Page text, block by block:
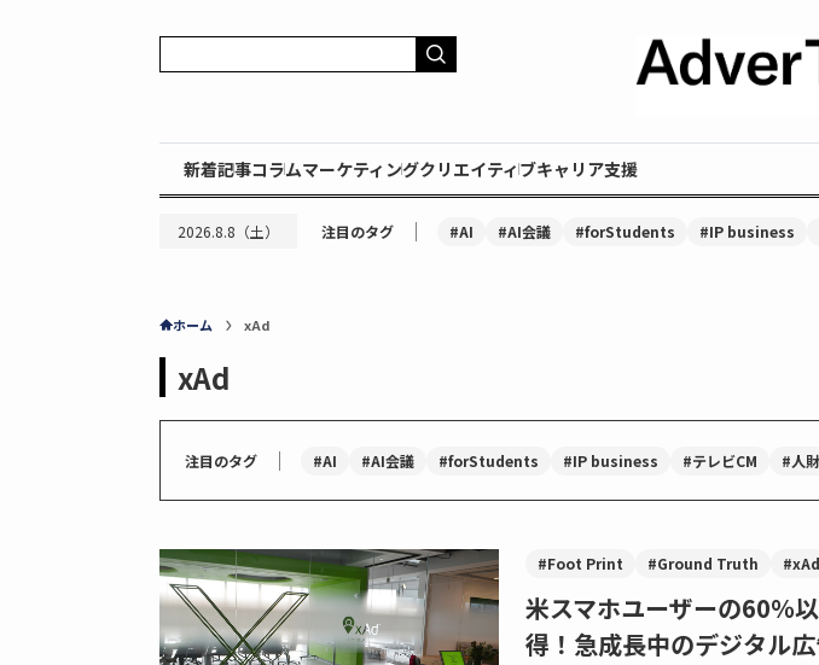
新着記事コラムマーケティングクリエイティブキャリア支援
2026.8.8（土） 注目のタグ ｜ #AI #AI会議 #forStudents #IP business
ホーム xAd
xAd
注目のタグ ｜ #AI #AI会議 #forStudents #IP business #テレビCM #人
#Foot Print #Ground Truth #xAd
米スマホユーザーの60％
得！急成長中のデジタル